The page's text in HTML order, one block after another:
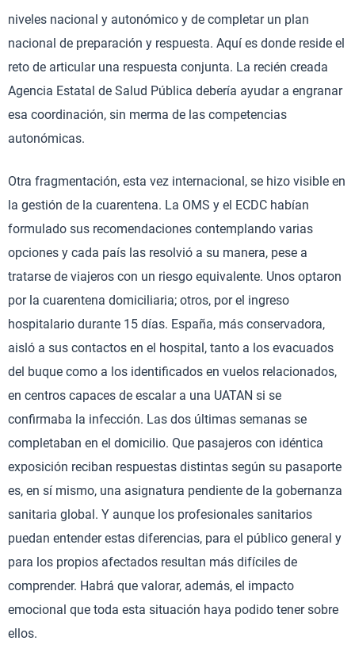
niveles nacional y autonómico y de completar un plan
nacional de preparación y respuesta. Aquí es donde reside el
reto de articular una respuesta conjunta. La recién creada
Agencia Estatal de Salud Pública debería ayudar a engranar
esa coordinación, sin merma de las competencias
autonómicas.
Otra fragmentación, esta vez internacional, se hizo visible en
la gestión de la cuarentena. La OMS y el ECDC habían
formulado sus recomendaciones contemplando varias
opciones y cada país las resolvió a su manera, pese a
tratarse de viajeros con un riesgo equivalente. Unos optaron
por la cuarentena domiciliaria; otros, por el ingreso
hospitalario durante 15 días. España, más conservadora,
aisló a sus contactos en el hospital, tanto a los evacuados
del buque como a los identificados en vuelos relacionados,
en centros capaces de escalar a una UATAN si se
confirmaba la infección. Las dos últimas semanas se
completaban en el domicilio. Que pasajeros con idéntica
exposición reciban respuestas distintas según su pasaporte
es, en sí mismo, una asignatura pendiente de la gobernanza
sanitaria global. Y aunque los profesionales sanitarios
puedan entender estas diferencias, para el público general y
para los propios afectados resultan más difíciles de
comprender. Habrá que valorar, además, el impacto
emocional que toda esta situación haya podido tener sobre
ellos.